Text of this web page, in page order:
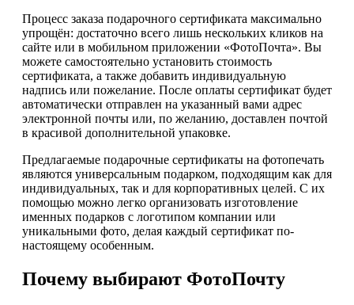
Процесс заказа подарочного сертификата максимально
упрощён: достаточно всего лишь нескольких кликов на
сайте или в мобильном приложении «ФотоПочта». Вы
можете самостоятельно установить стоимость
сертификата, а также добавить индивидуальную
надпись или пожелание. После оплаты сертификат будет
автоматически отправлен на указанный вами адрес
электронной почты или, по желанию, доставлен почтой
в красивой дополнительной упаковке.
Предлагаемые подарочные сертификаты на фотопечать
являются универсальным подарком, подходящим как для
индивидуальных, так и для корпоративных целей. С их
помощью можно легко организовать изготовление
именных подарков с логотипом компании или
уникальными фото, делая каждый сертификат по-
настоящему особенным.
Почему выбирают ФотоПочту